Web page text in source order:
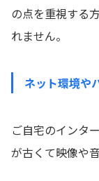
の点を重視する
れません。
ネット環境や
ご自宅のインタ
が古くて映像や